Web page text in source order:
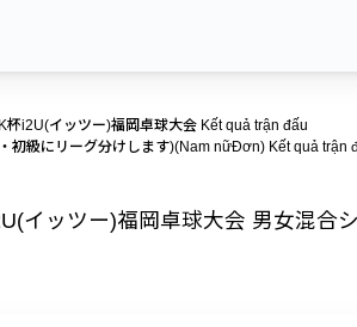
杯i2U(イッツー)福岡卓球大会 Kết quả trận đấu
初級にリーグ分けします)(Nam nữĐơn) Kết quả trận
イッツー)福岡卓球大会 男女混合